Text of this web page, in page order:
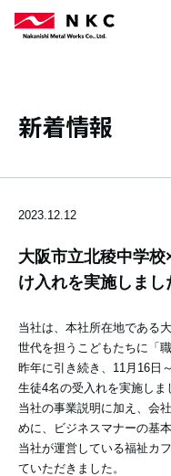
新着情報
2023.12.12
大阪市立北稜中学
け入れを実施しまし
当社は、本社所在地である
世代を担うこどもたちに「
昨年に引き続き、11月16日
生徒4名の受入れを実施しま
当社の事業説明に加え、会
めに、ビジネスマナーの基
当社が運営している福祉カ
ていただきました。